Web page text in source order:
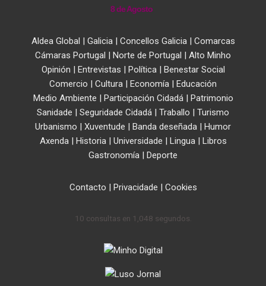
8 de Agosto
Aldea Global | Galicia| Concellos Galicia| Comarcas
Cámaras Portugal | Norte de Portugal | Alto Minho
Opinión | Entrevistas | Política| Benestar Social
Comercio | Cultura | Economía | Educación
Medio Ambiente | Participación Cidadá| Patrimonio
Sanidade | Seguridade Cidadá | Traballo | Turismo
Urbanismo | Xuventude | Banda deseñada | Humor
Axenda| Historia| Universidade | Lingua| Libros
Gastronomía | Deporte
Contacto | Privacidade | Cookies
10 consultas en 1,048 segundos.